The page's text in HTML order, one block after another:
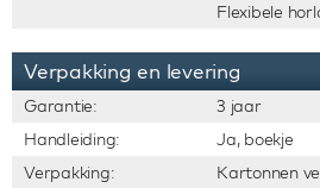
Flexibele
Verpakking en levering
Garantie:
3 jaar
Handleiding:
Ja, boekje
Verpakking:
Kartonnen